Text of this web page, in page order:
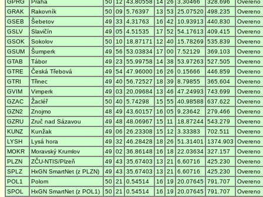
GRAK
Rakovník 50 09 5.76397 13 53 25.07520 498.235
Overeno
GSEB
Šebetov 49 33 4.31763 16 42 10.93913 440.830
Overeno
GSLV
Slavičín 49 05 4.51535 17 52 54.17613 409.415
Overeno
GSOK
Sokolov 50 10 18.87171 12 40 15.78269 535.839
Overeno
GSUM
Šumperk 49 56 53.03834 17 00 7.52129 369.103
Overeno
GTAB
Tábor 49 23 55.99758 14 38 53.97263 527.505
Overeno
GTRE
Česká Třebová 49 54 47.96000 16 26 0.15666 446.859
Overeno
GTRI
Třinec 49 40 56.72527 18 39 8.79855 365.604
Overeno
GVIM
Vimperk 49 03 20.09684 13 46 47.24993 743.699
Overeno
GZAC
Žacléř 50 40 5.74298 15 55 40.98588 637.622
Overeno
GZN2
Znojmo 48 49 43.60157 16 05 9.23642 279.466
Overeno
GZRU
Zruč nad Sázavou 49 48 48.06967 15 11 18.87244 543.279
Overeno
KUNZ
Kunžak 49 06 26.23308 15 12 3.33383 702.511
Overeno
LYSH
Lysá hora 49 32 46.28428 18 26 51.31401 1374.903
Overeno
MOKR
Moravský Krumlov 49 02 36.86148 16 18 22.03634 327.157
Overeno
PLZN
ZČU-NTIS/Plzeň 49 43 35.67403 13 21 6.60716 425.230
Overeno
SPLZ
HxGN SmartNet (z PLZN) 49 43 35.67403 13 21 6.60716 425.230
Overeno
POL1
Polom 50 21 0.54514 16 19 20.07645 791.707
Overeno
SPOL
HxGN SmartNet (z POL1) 50 21 0.54514 16 19 20.07645 791.707
Overeno